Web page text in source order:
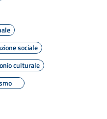
sociale
culturale